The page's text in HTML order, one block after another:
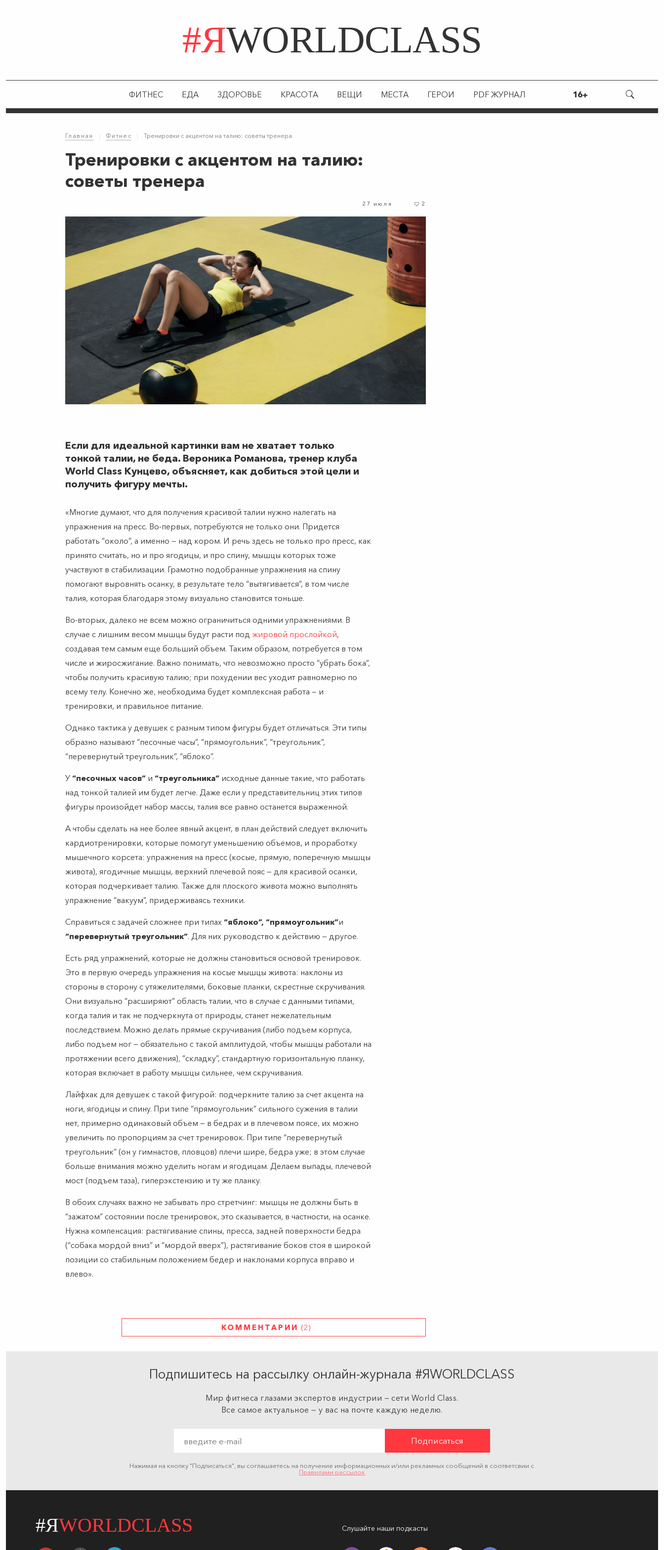
#ЯWORLDCLASS
ФИТНЕС ЕДА ЗДОРОВЬЕ КРАСОТА ВЕЩИ МЕСТА ГЕРОИ PDF ЖУРНАЛ 16+
Главная | Фитнес | Тренировки с акцентом на талию: советы тренера
Тренировки с акцентом на талию:
советы тренера
27 июля 2
Если для идеальной картинки вам не хватает только
тонкой талии, не беда. Вероника Романова, тренер клуба
World Class Кунцево, объясняет, как добиться этой цели и
получить фигуру мечты.
«Многие думают, что для получения красивой талии нужно налегать на
упражнения на пресс. Во-первых, потребуются не только они. Придется
работать “около”, а именно — над кором. И речь здесь не только про пресс, как
принято считать, но и про ягодицы, и про спину, мышцы которых тоже
участвуют в стабилизации. Грамотно подобранные упражнения на спину
помогают выровнять осанку, в результате тело “вытягивается”, в том числе
талия, которая благодаря этому визуально становится тоньше.
Во-вторых, далеко не всем можно ограничиться одними упражнениями. В
случае с лишним весом мышцы будут расти под жировой прослойкой,
создавая тем самым еще больший объем. Таким образом, потребуется в том
числе и жиросжигание. Важно понимать, что невозможно просто “убрать бока”,
чтобы получить красивую талию; при похудении вес уходит равномерно по
всему телу. Конечно же, необходима будет комплексная работа — и
тренировки, и правильное питание.
Однако тактика у девушек с разным типом фигуры будет отличаться. Эти типы
образно называют “песочные часы”, “прямоугольник”, “треугольник”,
“перевернутый треугольник”, “яблоко”.
У “песочных часов”и “треугольника”исходные данные такие, что работать
над тонкой талией им будет легче. Даже если у представительниц этих типов
фигуры произойдет набор массы, талия все равно останется выраженной.
А чтобы сделать на нее более явный акцент, в план действий следует включить
кардиотренировки, которые помогут уменьшению объемов, и проработку
мышечного корсета: упражнения на пресс (косые, прямую, поперечную мышцы
живота), ягодичные мышцы, верхний плечевой пояс — для красивой осанки,
которая подчеркивает талию. Также для плоского живота можно выполнять
упражнение “вакуум”, придерживаясь техники.
Справиться с задачей сложнее при типах “яблоко”, “прямоугольник”и
“перевернутый треугольник”. Для них руководство к действию — другое.
Есть ряд упражнений, которые не должны становиться основой тренировок.
Это в первую очередь упражнения на косые мышцы живота: наклоны из
стороны в сторону с утяжелителями, боковые планки, скрестные скручивания.
Они визуально “расширяют” область талии, что в случае с данными типами,
когда талия и так не подчеркнута от природы, станет нежелательным
последствием. Можно делать прямые скручивания (либо подъем корпуса,
либо подъем ног — обязательно с такой амплитудой, чтобы мышцы работали на
протяжении всего движения), “складку”, стандартную горизонтальную планку,
которая включает в работу мышцы сильнее, чем скручивания.
Лайфхак для девушек с такой фигурой: подчеркните талию за счет акцента на
ноги, ягодицы и спину. При типе “прямоугольник” сильного сужения в талии
нет, примерно одинаковый объем — в бедрах и в плечевом поясе, их можно
увеличить по пропорциям за счет тренировок. При типе “перевернутый
треугольник” (он у гимнастов, пловцов) плечи шире, бедра уже; в этом случае
больше внимания можно уделить ногам и ягодицам. Делаем выпады, плечевой
мост (подъем таза), гиперэкстензию и ту же планку.
В обоих случаях важно не забывать про стретчинг: мышцы не должны быть в
“зажатом” состоянии после тренировок, это сказывается, в частности, на осанке.
Нужна компенсация: растягивание спины, пресса, задней поверхности бедра
(“собака мордой вниз” и “мордой вверх”), растягивание боков стоя в широкой
позиции со стабильным положением бедер и наклонами корпуса вправо и
влево».
КОММЕНТАРИИ (2)
Подпишитесь на рассылку онлайн-журнала #ЯWORLDCLASS
Мир фитнеса глазами экспертов индустрии — сети World Class.
Все самое актуальное — у вас на почте каждую неделю.
Нажимая на кнопку "Подписаться", вы соглашаетесь на получение информационных и/или рекламных сообщений в соответсвии с
Правилами рассылок
#ЯWORLDCLASS Слушайте наши подкасты